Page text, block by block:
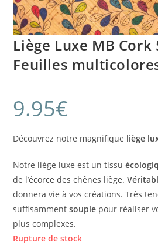
Liège Luxe MB Cork
Feuilles
9.95€
Découvrez notre magnifique liège
Notre liège luxe est un tissu
de l’écorce des chênes liège.
donnera vie à vos créations. Très
suffisammentsouple pour réaliser
plus complexes.
Rupture de stock